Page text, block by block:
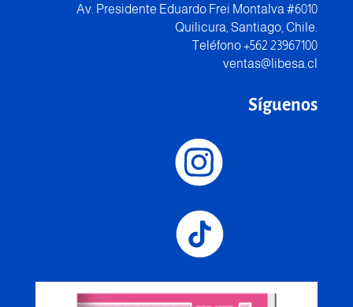
Av. Presidente Eduardo Frei Montalva #6010
Quilicura, Santiago, Chile.
Teléfono +562 23967100
ventas@libesa.cl
Síguenos